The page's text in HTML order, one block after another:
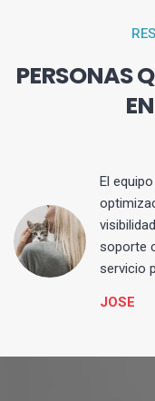
PERSONAS
El
soporte
servicio
JOSE